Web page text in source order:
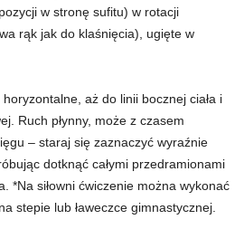
w stronę sufitu) w rotacji
rąk jak do klaśnięcia), ugięte w
aż do linii bocznej ciała i
Ruch płynny, może z czasem
– staraj się zaznaczyć wyraźnie
dotknąć całymi przedramionami
*Na siłowni ćwiczenie można wykonać
stepie lub ławeczce gimnastycznej.